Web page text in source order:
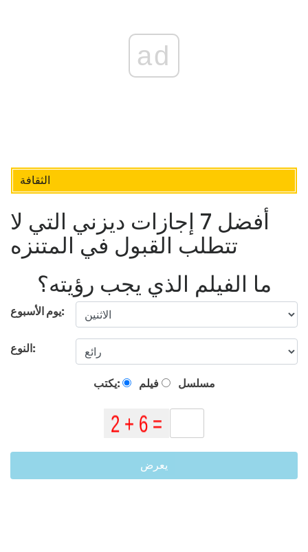
ad
الثقافة
أفضل 7 إجازات ديزني التي لا
تتطلب القبول في المتنزه
ما الفيلم الذي يجب رؤيته؟
يوم الأسبوع:
النوع:
يكتب: فيلم مسلسل
يعرض